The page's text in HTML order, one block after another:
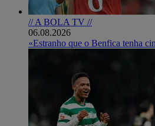
// A BOLA TV //
06.08.2026
«Estranho que o Benfica tenha